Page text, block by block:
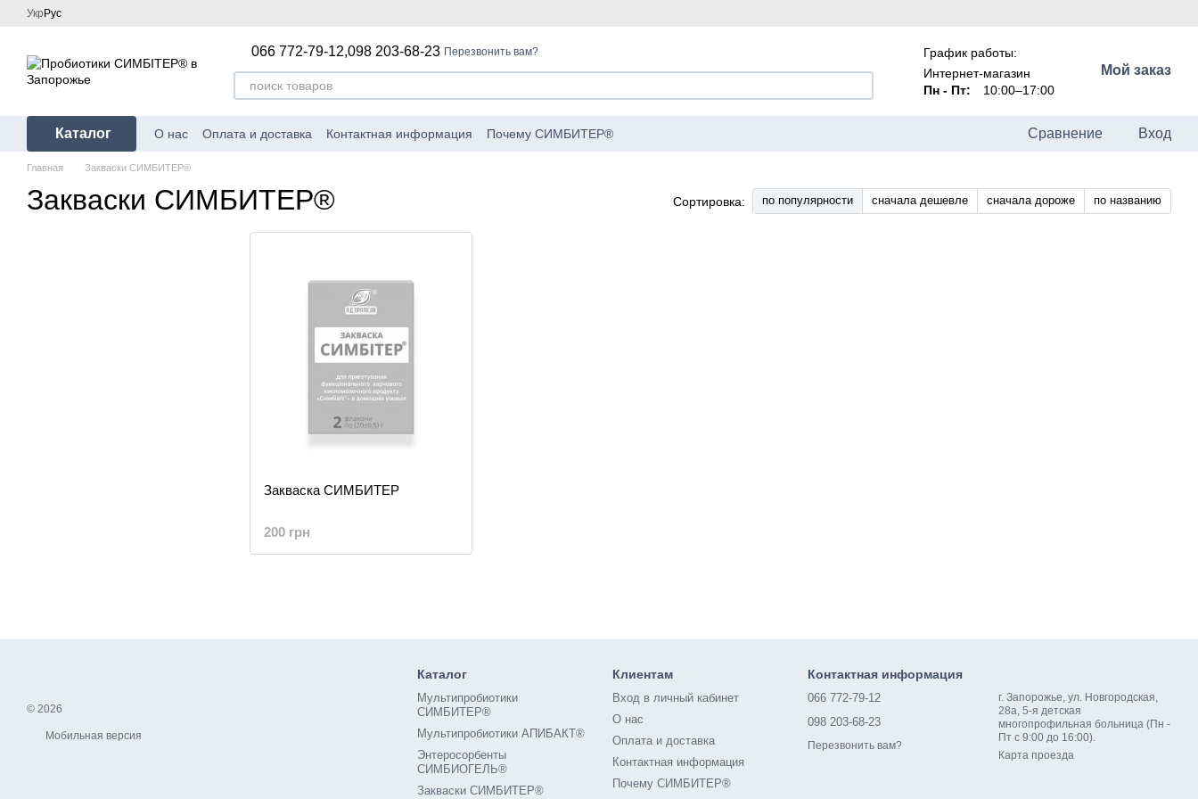
Перейти к основному контенту
Укр Рус
066 772-79-12,098 203-68-23 Перезвонить вам?
График работы:
Интернет-магазин
Пн - Пт:
10:00–17:00
Мой заказ
Каталог О нас Оплата и доставка Контактная информация Почему СИМБИТЕР® Сравнение Вход
Главная Закваски СИМБИТЕР®
Закваски СИМБИТЕР® Сортировка: по популярности сначала дешевле сначала дороже по названию
Закваска СИМБИТЕР
200 грн
© 2026
Мобильная версия
Каталог
Мультипробиотики
СИМБИТЕР®
Мультипробиотики АПИБАКТ®
Энтеросорбенты
СИМБИОГЕЛЬ®
Закваски СИМБИТЕР®
Клиентам
Вход в личный кабинет
О нас
Оплата и доставка
Контактная информация
Почему СИМБИТЕР®
Контактная информация
066 772-79-12
098 203-68-23
Перезвонить вам?
г. Запорожье, ул. Новгородская,
28а, 5-я детская
многопрофильная больница (Пн -
Пт с 9:00 до 16:00).
Карта проезда